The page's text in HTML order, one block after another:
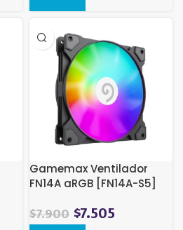
Gamemax Ventilador
FN14A aRGB [FN14A-S5]
$7.900 $7.505